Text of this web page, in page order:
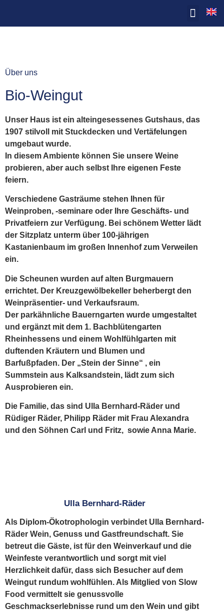
Über uns
Bio-Weingut
Unser Haus ist ein alteingesessenes Gutshaus, das
1907 stilvoll mit Stuckdecken und Vertäfelungen
umgebaut wurde.
In diesem Ambiente können Sie unsere Weine
probieren, aber auch selbst Ihre eigenen Feste
feiern.
Verschiedene Gasträume stehen Ihnen für
Weinproben, -seminare oder Ihre Geschäfts- und
Privatfeiern zur Verfügung. Bei schönem Wetter lädt
der Sitzplatz unterm über 100-jährigen
Kastanienbaum im großen Innenhof zum Verweilen
ein.
Die Scheunen wurden auf alten Burgmauern
errichtet. Der Kreuzgewölbekeller beherbergt den
Weinpräsentier- und Verkaufsraum.
Der parkähnliche Bauerngarten wurde umgestaltet
und ergänzt mit dem 1. Bachblütengarten
Rheinhessens und einem Wohlfühlgarten mit
duftenden Kräutern und Blumen und
Barfußpfaden. Der „Stein der Sinne“ , ein
Summstein aus Kalksandstein, lädt zum sich
Ausprobieren ein.
Die Familie, das sind Ulla Bernhard-Räder und
Rüdiger Räder, Philipp Räder mit Frau Alexandra
und den Söhnen Carl und Fritz, sowie Anna Marie.
Ulla Bernhard-Räder
Als Diplom-Ökotrophologin verbindet Ulla Bernhard-
Räder Wein, Genuss und Gastfreundschaft. Sie
betreut die Gäste, ist für den Weinverkauf und die
Weinfeste verantwortlich und sorgt mit viel
Herzlichkeit dafür, dass sich Besucher auf dem
Weingut rundum wohlfühlen. Als Mitglied von Slow
Food vermittelt sie genussvolle
Geschmackserlebnisse rund um den Wein und gibt